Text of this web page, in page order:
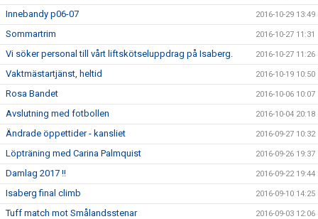
Innebandy p06-07 2016-10-29 13:49
Sommartrim 2016-10-27 11:31
Vi söker personal till vårt liftskötseluppdrag på Isaberg. 2016-10-27 11:26
Vaktmästartjänst, heltid 2016-10-19 10:50
Rosa Bandet 2016-10-06 10:07
Avslutning med fotbollen 2016-10-04 20:18
Ändrade öppettider - kansliet 2016-09-27 10:32
Löpträning med Carina Palmquist 2016-09-26 19:37
Damlag 2017 !! 2016-09-22 19:44
Isaberg final climb 2016-09-10 14:25
Tuff match mot Smålandsstenar 2016-09-03 12:06